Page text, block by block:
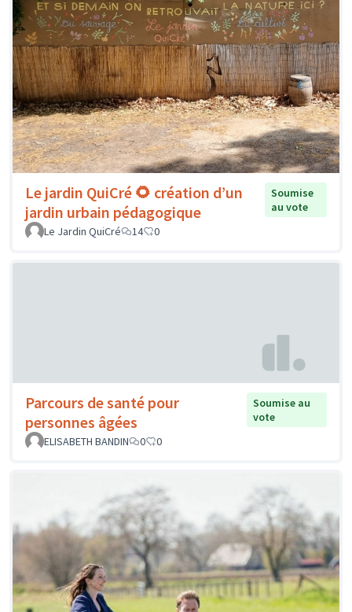
Le jardin QuiCré 🌻 création d’un
jardin urbain pédagogique
Soumise
au vote
Le Jardin QuiCré
14 0
Parcours de santé pour
personnes âgées
Soumise au
vote
ELISABETH BANDIN
0 0